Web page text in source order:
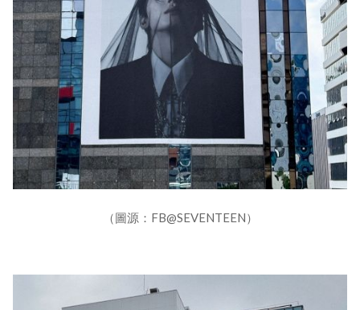
（圖源：FB@SEVENTEEN）